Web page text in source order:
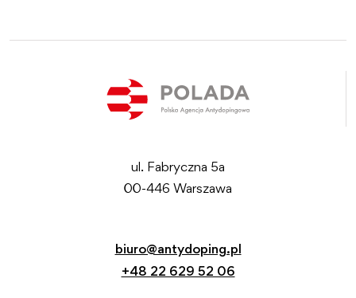
ul. Fabryczna 5a
00-446 Warszawa
biuro@antydoping.pl
+48 22 629 52 06